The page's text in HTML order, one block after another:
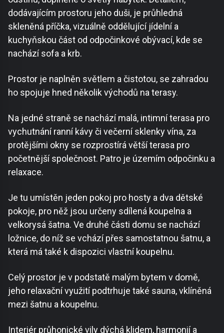
dodávajícím prostoru jeho duši, je průhledná
skleněná příčka, vizuálně oddělující jídelní a
kuchyňskou část od odpočinkové obývací, kde se
nachází sofa a krb.
Prostor je naplněn světlem a čistotou, se zahradou
ho spojuje hned několik východů na terasy.
Na jedné straně se nachází malá, intimní terasa pro
vychutnání ranní kávy či večerní sklenky vína, za
protějšími okny se rozprostírá větší terasa pro
početnější společnost. Patro je územím odpočinku a
relaxace.
Je tu umístěn jeden pokoj pro hosty a dva dětské
pokoje, pro něž jsou určeny sdílená koupelna a
velkorysá šatna. Ve druhé části domu se nachází
ložnice, do níž se vchází přes samostatnou šatnu, a
která má také k dispozici vlastní koupelnu.
Celý prostor je v podstatě malým bytem v domě,
jeho relaxační využití podtrhuje také sauna, vklíněná
mezi šatnu a koupelnu.
Interiér průhonické vily dýchá klidem, harmonií a